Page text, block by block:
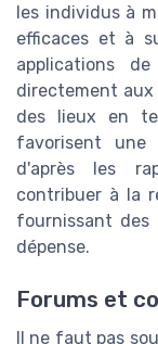
les individus à
efficaces et à
applications
directement
des lieux en
favorisent une
d'après les
contribuer à la
fournissant des
dépense.
Forums et
Il ne faut pas